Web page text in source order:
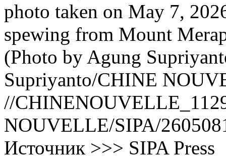
photo taken on May 7,
spewing from Mount
(Photo by Agung
Supriyanto/CHINE
//
NOUVELLE/SIPA/
Источник >>> SIPA Press